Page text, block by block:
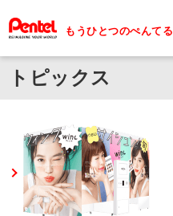
もうひとつのぺんてる
トピックス